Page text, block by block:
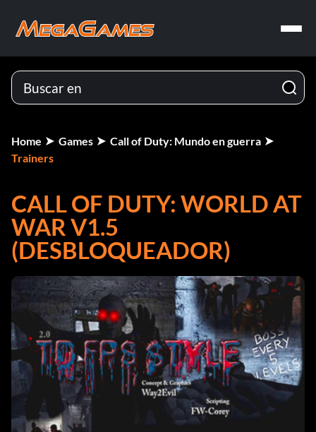
Home Games
Call of Duty: Mundo en guerra
Trainers
CALL OF DUTY: WORLD AT
WAR V1.5
(DESBLOQUEADOR)